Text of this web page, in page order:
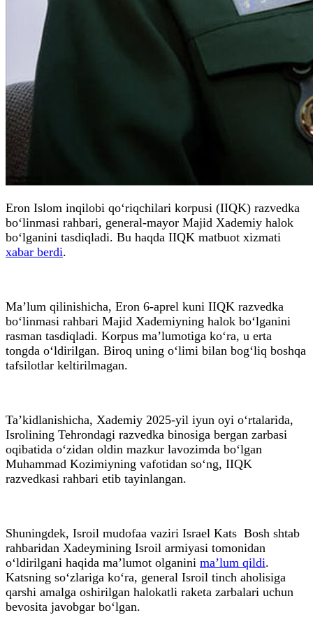
Eron Islom inqilobi qo‘riqchilari korpusi (IIQK) razvedka
bo‘linmasi rahbari, general-mayor Majid Xademiy halok
bo‘lganini tasdiqladi. Bu haqda IIQK matbuot xizmati
xabar berdi.
Ma’lum qilinishicha, Eron 6-aprel kuni IIQK razvedka
bo‘linmasi rahbari Majid Xademiyning halok bo‘lganini
rasman tasdiqladi. Korpus ma’lumotiga ko‘ra, u erta
tongda o‘ldirilgan. Biroq uning o‘limi bilan bog‘liq boshqa
tafsilotlar keltirilmagan.
Ta’kidlanishicha, Xademiy 2025-yil iyun oyi o‘rtalarida,
Isrolining Tehrondagi razvedka binosiga bergan zarbasi
oqibatida o‘zidan oldin mazkur lavozimda bo‘lgan
Muhammad Kozimiyning vafotidan so‘ng, IIQK
razvedkasi rahbari etib tayinlangan.
Shuningdek, Isroil mudofaa vaziri Israel Kats Bosh shtab
rahbaridan Xadeymining Isroil armiyasi tomonidan
o‘ldirilgani haqida ma’lumot olganini ma’lum qildi.
Katsning so‘zlariga ko‘ra, general Isroil tinch aholisiga
qarshi amalga oshirilgan halokatli raketa zarbalari uchun
bevosita javobgar bo‘lgan.